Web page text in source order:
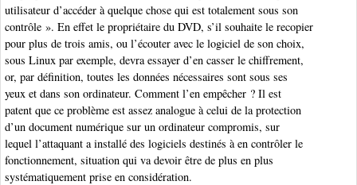
utilisateur d’accéder à quelque chose qui est totalement sous son
contrôle ». En effet le propriétaire du DVD, s’il souhaite le recopier
pour plus de trois amis, ou l’écouter avec le logiciel de son choix,
sous Linux par exemple, devra essayer d’en casser le chiffrement,
or, par définition, toutes les données nécessaires sont sous ses
yeux et dans son ordinateur. Comment l’en empêcher ? Il est
patent que ce problème est assez analogue à celui de la protection
d’un document numérique sur un ordinateur compromis, sur
lequel l’attaquant a installé des logiciels destinés à en contrôler le
fonctionnement, situation qui va devoir être de plus en plus
systématiquement prise en considération.